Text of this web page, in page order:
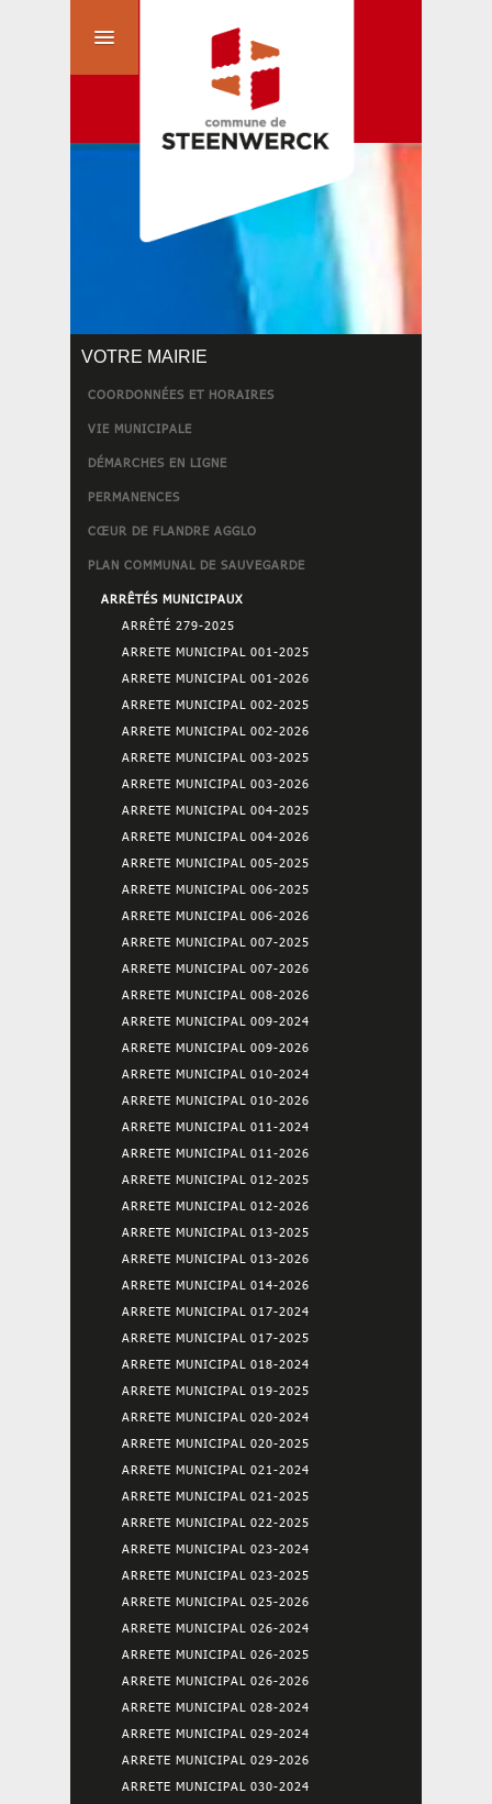
VOTRE MAIRIE
COORDONNÉES ET HORAIRES
VIE MUNICIPALE
DÉMARCHES EN LIGNE
PERMANENCES
CŒUR DE FLANDRE AGGLO
PLAN COMMUNAL DE SAUVEGARDE
ARRÊTÉS MUNICIPAUX
ARRÊTÉ 279-2025
ARRETE MUNICIPAL 001-2025
ARRETE MUNICIPAL 001-2026
ARRETE MUNICIPAL 002-2025
ARRETE MUNICIPAL 002-2026
ARRETE MUNICIPAL 003-2025
ARRETE MUNICIPAL 003-2026
ARRETE MUNICIPAL 004-2025
ARRETE MUNICIPAL 004-2026
ARRETE MUNICIPAL 005-2025
ARRETE MUNICIPAL 006-2025
ARRETE MUNICIPAL 006-2026
ARRETE MUNICIPAL 007-2025
ARRETE MUNICIPAL 007-2026
ARRETE MUNICIPAL 008-2026
ARRETE MUNICIPAL 009-2024
ARRETE MUNICIPAL 009-2026
ARRETE MUNICIPAL 010-2024
ARRETE MUNICIPAL 010-2026
ARRETE MUNICIPAL 011-2024
ARRETE MUNICIPAL 011-2026
ARRETE MUNICIPAL 012-2025
ARRETE MUNICIPAL 012-2026
ARRETE MUNICIPAL 013-2025
ARRETE MUNICIPAL 013-2026
ARRETE MUNICIPAL 014-2026
ARRETE MUNICIPAL 017-2024
ARRETE MUNICIPAL 017-2025
ARRETE MUNICIPAL 018-2024
ARRETE MUNICIPAL 019-2025
ARRETE MUNICIPAL 020-2024
ARRETE MUNICIPAL 020-2025
ARRETE MUNICIPAL 021-2024
ARRETE MUNICIPAL 021-2025
ARRETE MUNICIPAL 022-2025
ARRETE MUNICIPAL 023-2024
ARRETE MUNICIPAL 023-2025
ARRETE MUNICIPAL 025-2026
ARRETE MUNICIPAL 026-2024
ARRETE MUNICIPAL 026-2025
ARRETE MUNICIPAL 026-2026
ARRETE MUNICIPAL 028-2024
ARRETE MUNICIPAL 029-2024
ARRETE MUNICIPAL 029-2026
ARRETE MUNICIPAL 030-2024